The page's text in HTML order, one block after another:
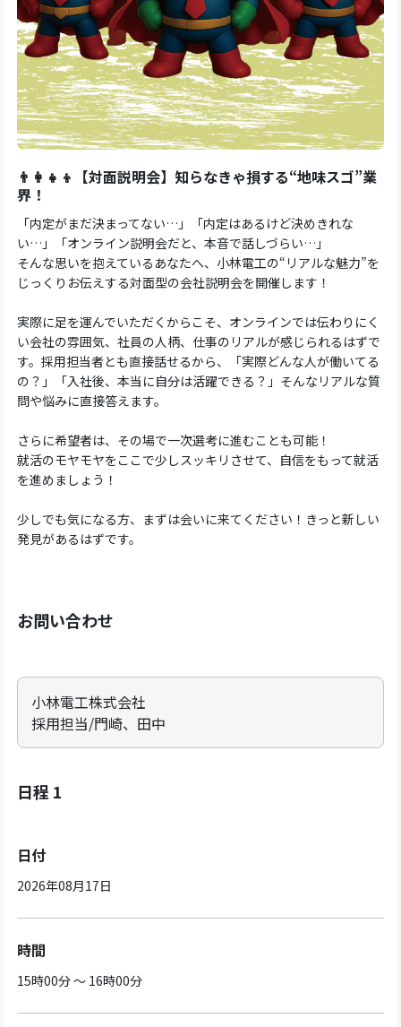
👨‍👩‍👧‍👦【対面説明会】知らなきゃ損する“地味スゴ”業
界！
「内定がまだ決まってない…」「内定はあるけど決めきれな
い…」「オンライン説明会だと、本音で話しづらい…」
そんな思いを抱えているあなたへ、小林電工の“リアルな魅力”を
じっくりお伝えする対面型の会社説明会を開催します！
実際に足を運んでいただくからこそ、オンラインでは伝わりにく
い会社の雰囲気、社員の人柄、仕事のリアルが感じられるはずで
す。採用担当者とも直接話せるから、「実際どんな人が働いてる
の？」「入社後、本当に自分は活躍できる？」そんなリアルな質
問や悩みに直接答えます。
さらに希望者は、その場で一次選考に進むことも可能！
就活のモヤモヤをここで少しスッキリさせて、自信をもって就活
を進めましょう！
少しでも気になる方、まずは会いに来てください！きっと新しい
発見があるはずです。
お問い合わせ
小林電工株式会社
採用担当/門崎、田中
日程 1
日付
2026年08月17日
時間
15時00分 ～ 16時00分